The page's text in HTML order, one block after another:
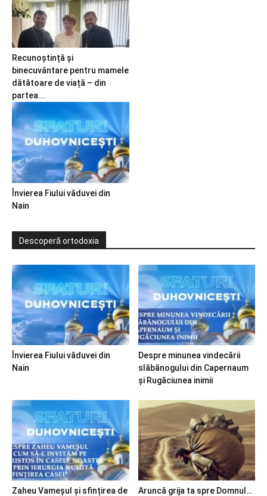
Recunoștință și
binecuvântare pentru mamele
dătătoare de viață – din
partea...
Învierea Fiului văduvei din
Nain
Descoperă ortodoxia
Învierea Fiului văduvei din
Nain
Despre minunea vindecării
slăbănogului din Capernaum
și Rugăciunea inimii
Zaheu Vameșul și sfințirea de Aruncă grija ta spre Domnul…